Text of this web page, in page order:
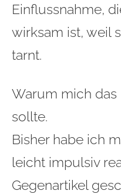
Einflussnahme,
wirksam ist, weil
tarnt.
Warum mich
sollte.
Bisher habe ich
leicht impulsiv
Gegenartikel